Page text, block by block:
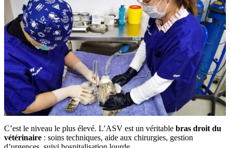
C’est le niveau le plus élevé. L’ASV est un véritable bras droit du
vétérinaire : soins techniques, aide aux chirurgies, gestion